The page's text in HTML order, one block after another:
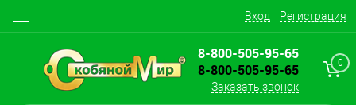
Вход Регистрация
8-800-505-95-65
8-800-505-95-65
Заказать звонок
0